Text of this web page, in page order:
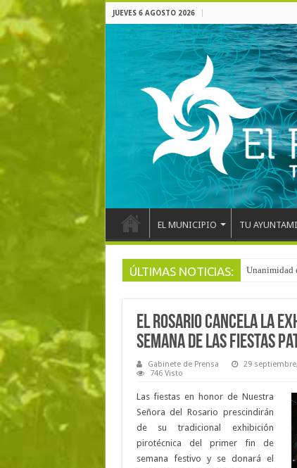
JUEVES 6 AGOSTO 2026
EL MUNICIPIO TU
ÚLTIMAS NOTICIAS: Arranca la
El Rosario cancela la
semana de las Fiestas
Gabinete de Prensa 29
746 Visto
Las fiestas en honor de Nuestra
Señora del Rosario prescindirán
de su tradicional exhibición
pirotécnica del primer fin de
semana festivo y se donará el